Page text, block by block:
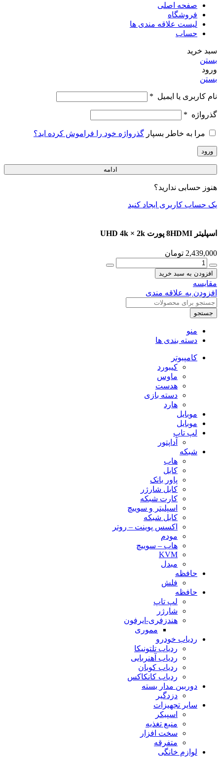
صفحه اصلی
فروشگاه
لیست علاقه مندی ها
حساب
سبد خرید
بستن
ورود
بستن
نام کاربری یا ایمیل *
گذرواژه *
مرا به خاطر بسپار گذرواژه خود را فراموش کرده اید؟
ورود
ادامه
هنوز حسابی ندارید؟
یک حساب کاربری ایجاد کنید
اسپلیتر 8HDMI پورت UHD 4k × 2k
2,439,000 تومان
اسپلیتر
8HDMI
پورت
UHD
4k
×
2k
افزودن به سبد خرید
مقایسه
افزودن به علاقه مندی
جستجو
منو
دسته بندی ها
کامپیوتر
کیبورد
ماوس
هدست
دسته بازی
هارد
موبایل
موبایل
لپ تاپ
آداپتور
شبکه
هاب
کابل
پاور بانک
کابل شارژر
کارت شبکه
اسپلیتر و سوییچ
کابل شبکه
اکسس پوینت – روتر
مودم
هاب – سوییچ
KVM
مبدل
حافظه
فلش
حافظه
لپ تاپ
شارژر
هندزفری-ایرفون
مموری
ردیاب خودرو
ردیاب تلتونیکا
ردیاب آهنربایی
ردیاب کوبان
ردیاب کانکاکس
دوربین مدار بسته
دزدگیر
سایر تجهیزات
اسپیکر
منبع تغذیه
سخت افزار
متفرقه
لوازم خانگی